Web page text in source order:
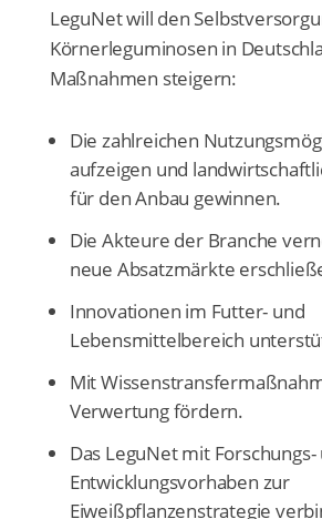
LeguNet will den
Körnerleguminosen in
Maßnahmen steigern:
Die zahlreichen
aufzeigen und
für den Anbau gewinnen.
Die Akteure der Branche
neue Absatzmärkte
Innovationen im Futter- und
Lebensmittelbereich
Mit
Verwertung fördern.
Das LeguNet mit Forschungs-
Entwicklungsvorhaben zur
Eiweißpflanzenstrategie